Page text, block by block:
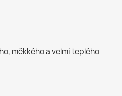
měkkého a velmi teplého